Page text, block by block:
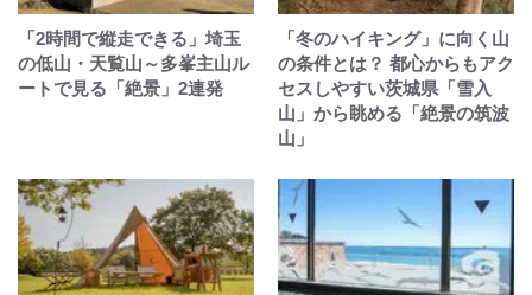
「2時間で縦走できる」埼玉
の低山・天覧山～多峯主山ル
ートで見る「絶景」2連発
「冬のハイキング」に向く山
の条件とは？ 都心からもアク
セスしやすい茨城県「雪入
山」から眺める「絶景の筑波
山」